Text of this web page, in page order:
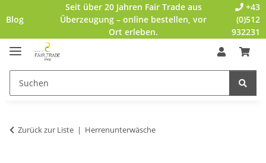
Blog
Seit über 20 Jahren Fair Trade aus
Überzeugung – online bestellen, vor
Ort erleben.
+43
(0)512
932231
Zurück zur Liste Herrenunterwäsche